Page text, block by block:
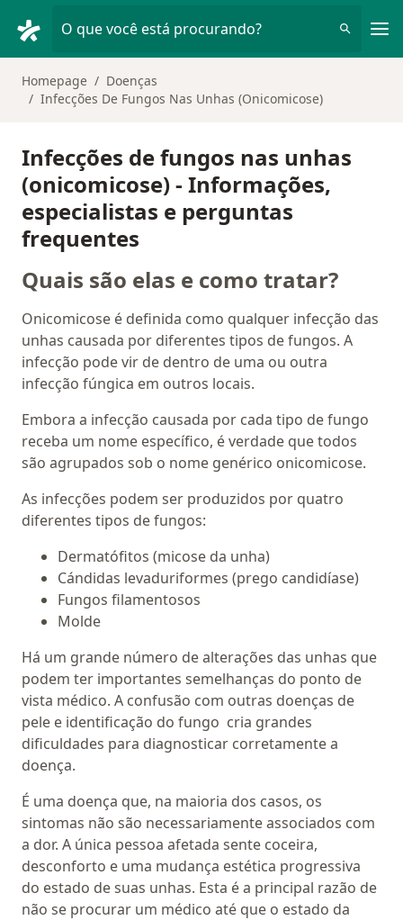
O que você está procurando?
Homepage
Doenças
Infecções De Fungos Nas Unhas (Onicomicose)
Infecções de fungos nas unhas
(onicomicose) - Informações,
especialistas e perguntas
frequentes
Quais são elas e como tratar?
Onicomicose é definida como qualquer infecção das
unhas causada por diferentes tipos de fungos. A
infecção pode vir de dentro de uma ou outra
infecção fúngica em outros locais.
Embora a infecção causada por cada tipo de fungo
receba um nome específico, é verdade que todos
são agrupados sob o nome genérico onicomicose.
As infecções podem ser produzidos por quatro
diferentes tipos de fungos:
Dermatófitos (micose da unha)
Cándidas levaduriformes (prego candidíase)
Fungos filamentosos
Molde
Há um grande número de alterações das unhas que
podem ter importantes semelhanças do ponto de
vista médico. A confusão com outras doenças de
pele e identificação do fungo cria grandes
dificuldades para diagnosticar corretamente a
doença.
É uma doença que, na maioria dos casos, os
sintomas não são necessariamente associados com
a dor. A única pessoa afetada sente coceira,
desconforto e uma mudança estética progressiva
do estado de suas unhas. Esta é a principal razão de
não se procurar um médico até que o estado da